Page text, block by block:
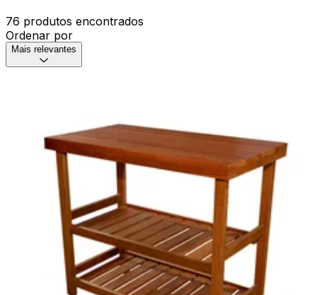
76 produtos encontrados
Ordenar por
Mais relevantes